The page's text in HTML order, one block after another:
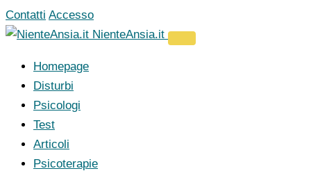
Vai
al
Contatti Accesso
NienteAnsia.it
Homepage
Disturbi
Psicologi
Test
Articoli
Psicoterapie